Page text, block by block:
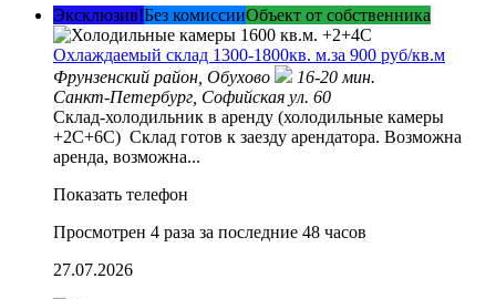
Эксклюзив!Без комиссииОбъект от собственника
Охлаждаемый склад 1300-1800кв. м.за 900 руб/кв.м
Фрунзенский район, Обухово
16-20 мин.
Санкт-Петербург, Софийская ул. 60
Склад-холодильник в аренду (холодильные камеры
+2С+6С) Склад готов к заезду арендатора. Возможна
аренда, возможна...
Показать телефон
Просмотрен 4 раза за последние 48 часов
27.07.2026